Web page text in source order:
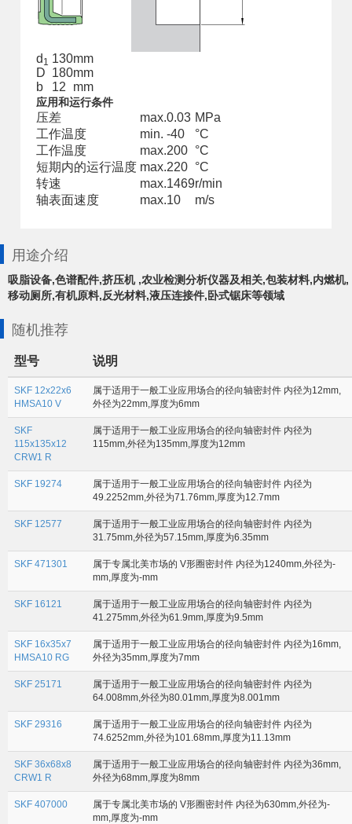
d 1 130mm
D 180mm
b
12 mm
应用和运行条件
压差 max.0.03 MPa
工作温度
min. -40
°C
工作温度
max.200 °C
短期内的运行温度 max.220 °C
转速
max.1469r/min
轴表面速度
max.10 m/s
用途介绍
吸脂设备,色谱配件,挤压机 ,农业检测分析仪器及相关,包装材料,内燃机,
移动厕所,有机原料,反光材料,液压连接件,卧式锯床等领域
随机推荐
型号 说明
SKF 12x22x6
HMSA10 V
属于适用于一般工业应用场合的径向轴密封件 内径为12mm,
外径为22mm,厚度为6mm
SKF
115x135x12
CRW1 R
属于适用于一般工业应用场合的径向轴密封件 内径为
115mm,外径为135mm,厚度为12mm
SKF 19274
属于适用于一般工业应用场合的径向轴密封件 内径为
49.2252mm,外径为71.76mm,厚度为12.7mm
SKF 12577
属于适用于一般工业应用场合的径向轴密封件 内径为
31.75mm,外径为57.15mm,厚度为6.35mm
SKF 471301
属于专属北美市场的 V形圈密封件 内径为1240mm,外径为-
mm,厚度为-mm
SKF 16121
属于适用于一般工业应用场合的径向轴密封件 内径为
41.275mm,外径为61.9mm,厚度为9.5mm
SKF 16x35x7
HMSA10 RG
属于适用于一般工业应用场合的径向轴密封件 内径为16mm,
外径为35mm,厚度为7mm
SKF 25171
属于适用于一般工业应用场合的径向轴密封件 内径为
64.008mm,外径为80.01mm,厚度为8.001mm
SKF 29316
属于适用于一般工业应用场合的径向轴密封件 内径为
74.6252mm,外径为101.68mm,厚度为11.13mm
SKF 36x68x8
CRW1 R
属于适用于一般工业应用场合的径向轴密封件 内径为36mm,
外径为68mm,厚度为8mm
SKF 407000
属于专属北美市场的 V形圈密封件 内径为630mm,外径为-
mm,厚度为-mm